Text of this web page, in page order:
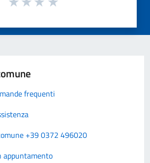
frequenti
+39 0372 496020
appuntamento